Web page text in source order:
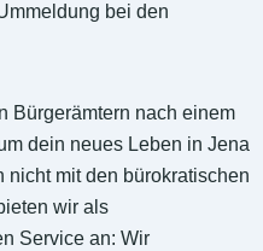
bei den
Bürgerämtern nach einem
dein neues Leben in Jena
nicht mit den bürokratischen
wir als
Service an: Wir